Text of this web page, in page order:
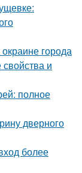
города
и
полное
дверного
более